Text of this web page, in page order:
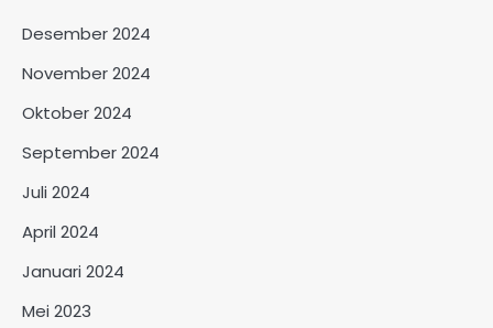
Desember 2024
November 2024
Oktober 2024
September 2024
Juli 2024
April 2024
Januari 2024
Mei 2023